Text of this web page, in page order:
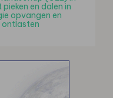
en dalen in
opvangen en